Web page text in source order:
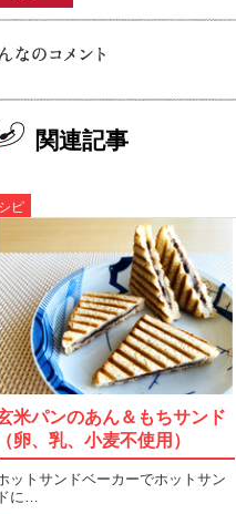
関連記事
ピ
米パンのあん＆もちサンド
（卵、乳、小麦不使用）
ットサンドベーカーでホットサン
ドに…